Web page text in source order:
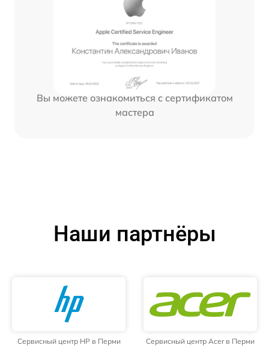
Вы можете ознакомиться с сертификатом
мастера
Наши партнёры
Сервисный центр HP в Перми Сервисный центр Acer в Перми